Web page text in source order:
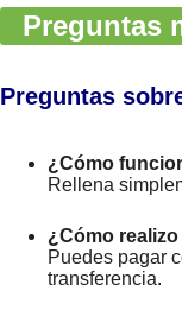
Preguntas
Preguntas
¿Cómo
Rellena
¿Cómo
Puedes pagar
transferencia.